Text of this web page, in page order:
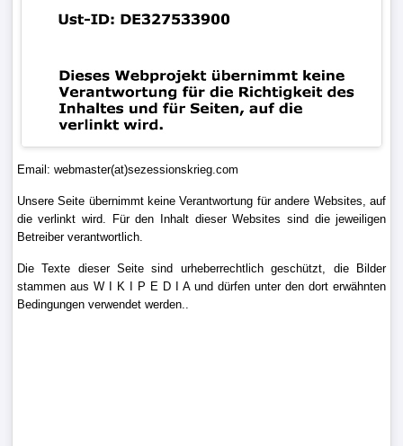
Email: webmaster(at)sezessionskrieg.com
Unsere Seite übernimmt keine Verantwortung für andere Websites, auf
die verlinkt wird. Für den Inhalt dieser Websites sind die jeweiligen
Betreiber verantwortlich.
Die Texte dieser Seite sind urheberrechtlich geschützt, die Bilder
stammen aus W I K I P E D I A und dürfen unter den dort erwähnten
Bedingungen verwendet werden..